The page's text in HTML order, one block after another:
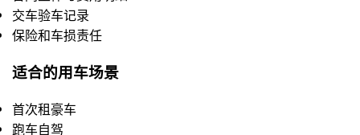
交车验车记录
保险和车损责任
适合的用车场景
首次租豪车
跑车自驾